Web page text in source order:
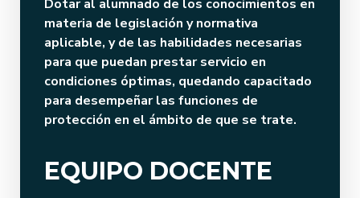
Dotar al alumnado de los conocimientos en
materia de legislación y normativa
aplicable, y de las habilidades necesarias
para que puedan prestar servicio en
condiciones óptimas, quedando capacitado
para desempeñar las funciones de
protección en el ámbito de que se trate.
EQUIPO DOCENTE